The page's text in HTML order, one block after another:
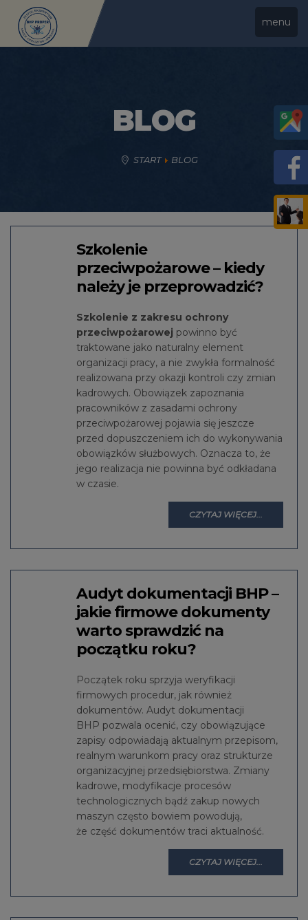
menu
BLOG
START BLOG
Szkolenie
przeciwpożarowe – kiedy
należy je przeprowadzić?
Szkolenie z zakresu ochrony
przeciwpożarowej powinno być
traktowane jako naturalny element
organizacji pracy, a nie zwykła formalność
realizowana przy okazji kontroli czy zmian
kadrowych. Obowiązek zapoznania
pracowników z zasadami ochrony
przeciwpożarowej pojawia się jeszcze
przed dopuszczeniem ich do wykonywania
obowiązków służbowych. Oznacza to, że
jego realizacja nie powinna być odkładana
w czasie.
CZYTAJ WIĘCEJ...
Audyt dokumentacji BHP –
jakie firmowe dokumenty
warto sprawdzić na
początku roku?
Początek roku sprzyja weryfikacji
firmowych procedur, jak również
dokumentów. Audyt dokumentacji
BHP pozwala ocenić, czy obowiązujące
zapisy odpowiadają aktualnym przepisom,
realnym warunkom pracy oraz strukturze
organizacyjnej przedsiębiorstwa. Zmiany
kadrowe, modyfikacje procesów
technologicznych bądź zakup nowych
maszyn często bowiem powodują,
że część dokumentów traci aktualność.
CZYTAJ WIĘCEJ...